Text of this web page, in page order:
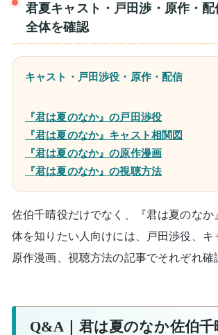
君夏キャスト・戸田渉・原作・
全体を確認
キャスト・戸田渉役・原作・配信
『君は夏のなか』の戸田渉役
『君は夏のなか』キャスト相関図
『君は夏のなか』の原作漫画
『君は夏のなか』の視聴方法
佐伯千晴役だけでなく、『君は夏のなか
体を知りたい人向けには、戸田渉役、キ
原作漫画、視聴方法の記事でそれぞれ確
Q&A｜君は夏のなか佐伯千